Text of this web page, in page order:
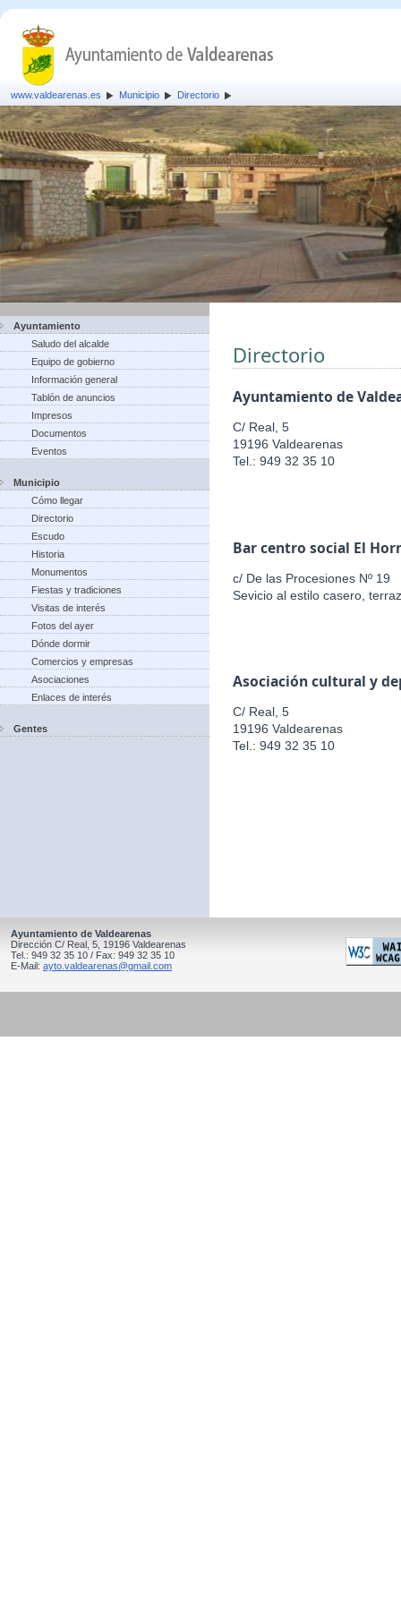
www.valdearenas.es Municipio Directorio
Ayuntamiento
Saludo del alcalde
Equipo de gobierno
Información general
Tablón de anuncios
Impresos
Documentos
Eventos
Municipio
Cómo llegar
Directorio
Escudo
Historia
Monumentos
Fiestas y tradiciones
Visitas de interés
Fotos del ayer
Dónde dormir
Comercios y empresas
Asociaciones
Enlaces de interés
Gentes
Directorio
Ayuntamiento de
C/ Real, 5
19196 Valdearenas
Tel.: 949 32 35 10
Bar centro social El
c/ De las Procesiones Nº 19
Sevicio al estilo casero,
Asociación cultural y
C/ Real, 5
19196 Valdearenas
Tel.: 949 32 35 10
Ayuntamiento de Valdearenas
Dirección C/ Real, 5, 19196 Valdearenas
Tel.: 949 32 35 10 / Fax: 949 32 35 10
E-Mail: ayto.valdearenas@gmail.com